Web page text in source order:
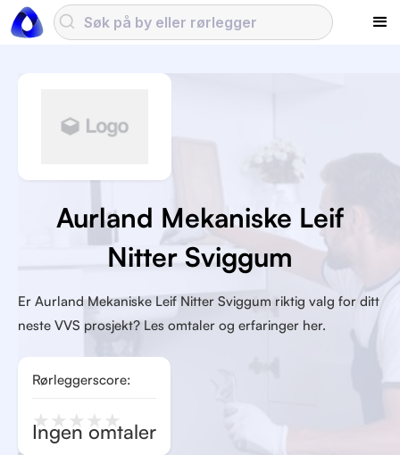
Rørleggerscore:
★ ★ ★ ★ ★
Ingen omtaler
Er Aurland Mekaniske Leif Nitter Sviggum riktig valg for ditt
neste VVS prosjekt? Les omtaler og erfaringer her.
Aurland Mekaniske Leif
Nitter Sviggum